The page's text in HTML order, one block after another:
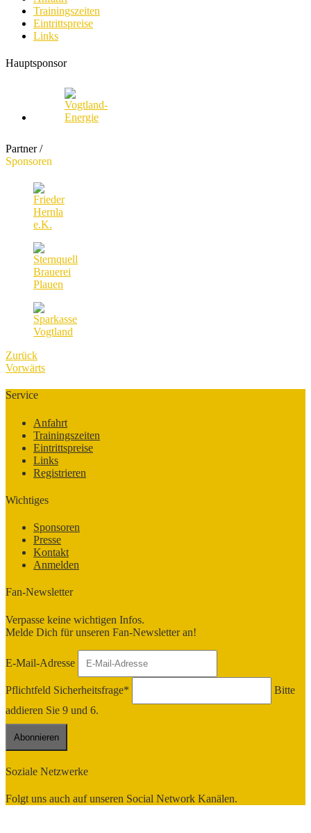
Trainingszeiten
Eintrittspreise
Links
Hauptsponsor
Partner /
Sponsoren
Zurück
Vorwärts
Service
Anfahrt
Trainingszeiten
Eintrittspreise
Links
Registrieren
Wichtiges
Sponsoren
Presse
Kontakt
Anmelden
Fan-Newsletter
Verpasse keine wichtigen Infos.
Melde Dich für unseren Fan-Newsletter an!
E-Mail-Adresse
Pflichtfeld Sicherheitsfrage*
Bitte
addieren Sie 9 und 6.
Soziale Netzwerke
Folgt uns auch auf unseren Social Network Kanälen.